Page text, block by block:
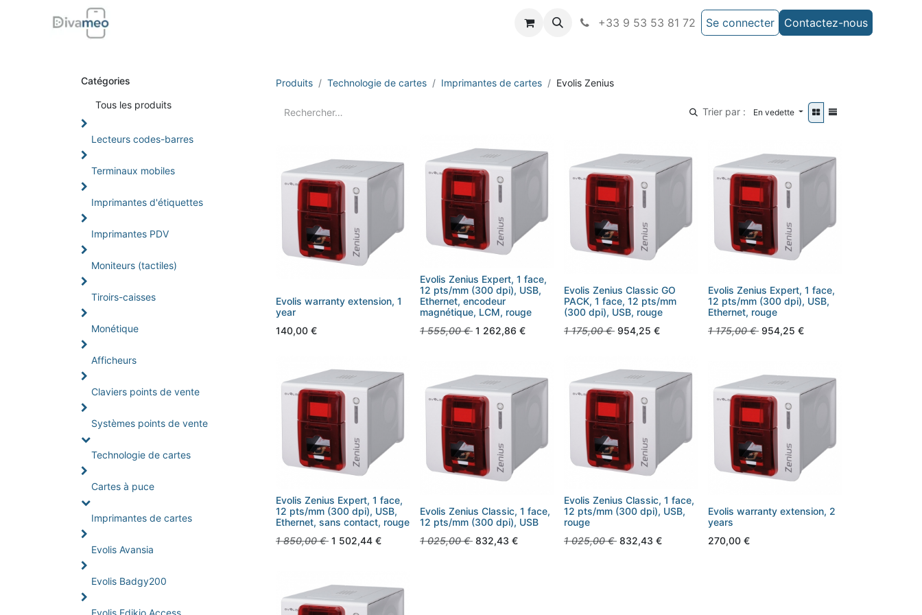
+33 9 53 53 81 72 Se connecter Contactez-nous
Catégories
Tous les produits
Lecteurs codes-barres
Terminaux mobiles
Imprimantes d'étiquettes
Imprimantes PDV
Moniteurs (tactiles)
Tiroirs-caisses
Monétique
Afficheurs
Claviers points de vente
Systèmes points de vente
Technologie de cartes
Cartes à puce
Imprimantes de cartes
Evolis Avansia
Evolis Badgy200
Evolis Edikio Access
Produits Technologie de cartes Imprimantes de cartes Evolis Zenius
Trier par : En vedette
Evolis warranty extension, 1
year
140,00 €
Evolis Zenius Expert, 1 face,
12 pts/mm (300 dpi), USB,
Ethernet, encodeur
magnétique, LCM, rouge
1 555,00€ 1 262,86 €
Evolis Zenius Classic GO
PACK, 1 face, 12 pts/mm
(300 dpi), USB, rouge
1 175,00€ 954,25 €
Evolis Zenius Expert, 1 face,
12 pts/mm (300 dpi), USB,
Ethernet, rouge
1 175,00€ 954,25 €
Evolis Zenius Expert, 1 face,
12 pts/mm (300 dpi), USB,
Ethernet, sans contact, rouge
1 850,00€ 1 502,44 €
Evolis Zenius Classic, 1 face,
12 pts/mm (300 dpi), USB
1 025,00€ 832,43 €
Evolis Zenius Classic, 1 face,
12 pts/mm (300 dpi), USB,
rouge
1 025,00€ 832,43 €
Evolis warranty extension, 2
years
270,00 €